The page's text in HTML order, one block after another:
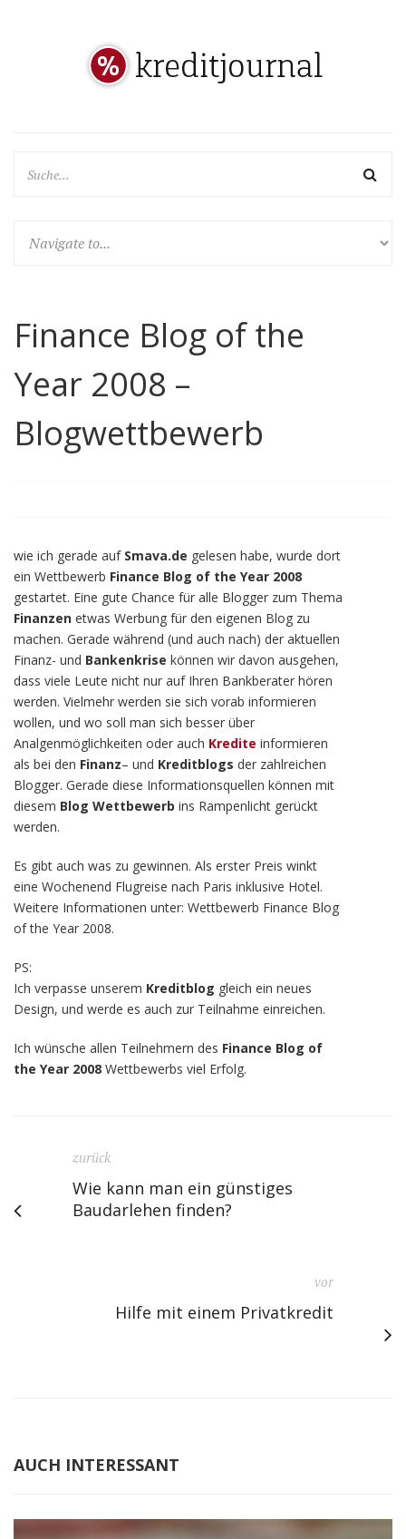
Finance Blog of the
Year 2008 –
Blogwettbewerb
wie ich gerade auf Smava.de gelesen habe, wurde dort
ein Wettbewerb Finance Blog of the Year 2008
gestartet. Eine gute Chance für alle Blogger zum Thema
Finanzen etwas Werbung für den eigenen Blog zu
machen. Gerade während (und auch nach) der aktuellen
Finanz- und Bankenkrise können wir davon ausgehen,
dass viele Leute nicht nur auf Ihren Bankberater hören
werden. Vielmehr werden sie sich vorab informieren
wollen, und wo soll man sich besser über
Analgenmöglichkeiten oder auch Kredite informieren
als bei den Finanz– und Kreditblogs der zahlreichen
Blogger. Gerade diese Informationsquellen können mit
diesem Blog Wettbewerb ins Rampenlicht gerückt
werden.
Es gibt auch was zu gewinnen. Als erster Preis winkt
eine Wochenend Flugreise nach Paris inklusive Hotel.
Weitere Informationen unter: Wettbewerb Finance Blog
of the Year 2008.
PS:
Ich verpasse unserem Kreditblog gleich ein neues
Design, und werde es auch zur Teilnahme einreichen.
Ich wünsche allen Teilnehmern des Finance Blog of
the Year 2008 Wettbewerbs viel Erfolg.
zurück
Wie kann man ein günstiges
Baudarlehen finden?
vor
Hilfe mit einem Privatkredit
AUCH INTERESSANT